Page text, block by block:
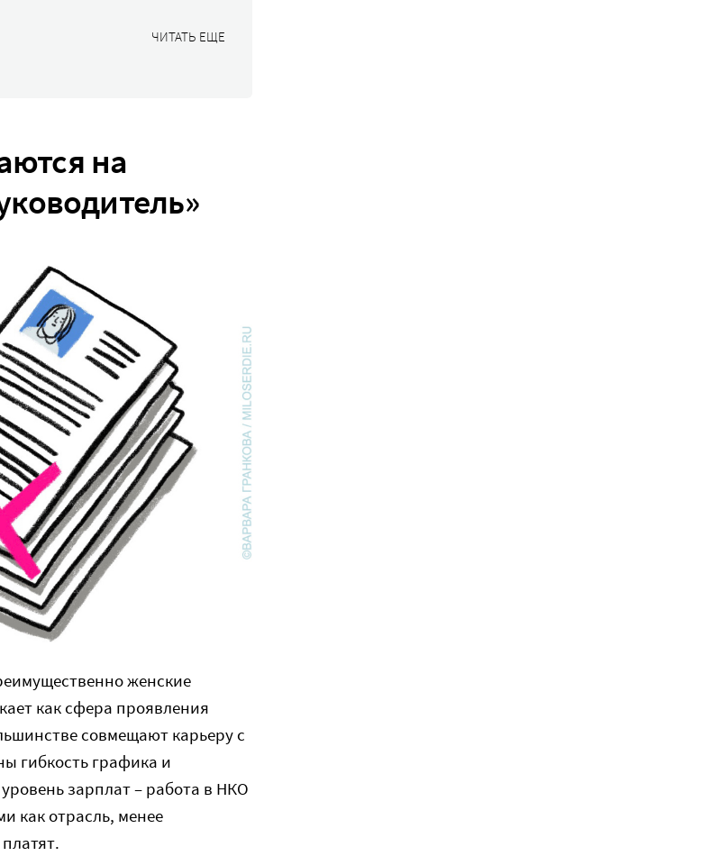
ЧИТАТЬ ЕЩЕ
на
женские
как сфера проявления
совмещают карьеру с
гибкость графика и
зарплат – работа в НКО
как отрасль, менее